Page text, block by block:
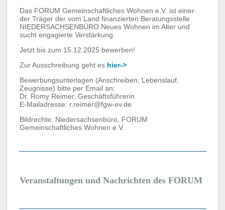
Das FORUM Gemeinschaftliches Wohnen e.V. ist einer
der Träger der vom Land finanzierten Beratungsstelle
NIEDERSACHSENBÜRO Neues Wohnen im Alter und
sucht engagierte Verstärkung.
Jetzt bis zum 15.12.2025 bewerben!
Zur Ausschreibung geht es hier->
Bewerbungsunterlagen (Anschreiben, Lebenslauf,
Zeugnisse) bitte per Email an:
Dr. Romy Reimer, Geschäftsführerin
E-Mailadresse: r.reimer@fgw-ev.de
Bildrechte: Niedersachsenbüro, FORUM
Gemeinschaftliches Wohnen e.V.
Veranstaltungen und Nachrichten des FORUM